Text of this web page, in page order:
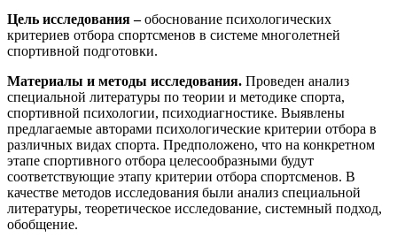
Цель исследования –обоснование психологических
критериев отбора спортсменов в системе многолетней
спортивной подготовки.
Материалы и методы исследования. Проведен анализ
специальной литературы по теории и методике спорта,
спортивной психологии, психодиагностике. Выявлены
предлагаемые авторами психологические критерии отбора в
различных видах спорта. Предположено, что на конкретном
этапе спортивного отбора целесообразными будут
соответствующие этапу критерии отбора спортсменов. В
качестве методов исследования были анализ специальной
литературы, теоретическое исследование, системный подход,
обобщение.